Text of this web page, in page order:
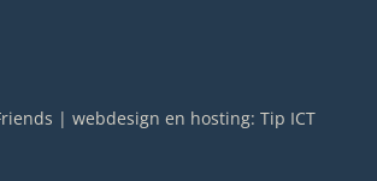
| webdesign en hosting: Tip ICT